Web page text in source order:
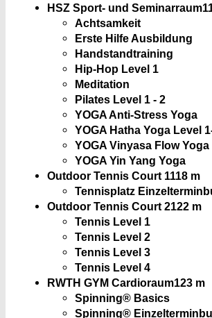
HSZ Sport- und Seminarraum
Achtsamkeit
Erste Hilfe Ausbildung
Handstandtraining
Hip-Hop Level 1
Meditation
Pilates Level 1 - 2
YOGA Anti-Stress Yoga
YOGA Hatha Yoga Level
YOGA Vinyasa Flow Yoga
YOGA Yin Yang Yoga
Outdoor Tennis Court 1118 m
Tennisplatz
Outdoor Tennis Court 2122 m
Tennis Level 1
Tennis Level 2
Tennis Level 3
Tennis Level 4
RWTH GYM Cardioraum123 m
Spinning® Basics
Spinning®